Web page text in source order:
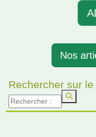
Nos
Rechercher sur le